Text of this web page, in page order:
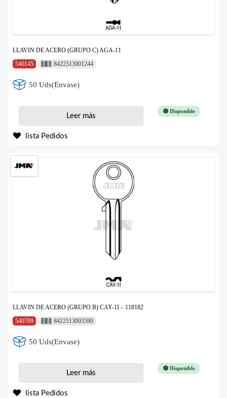
LLAVIN DE ACERO (GRUPO C) AGA-11
540145
8422513001244
50 Uds(Envase)
🟢 Disponible
Leer más
lista Pedidos
LLAVIN DE ACERO (GRUPO B) CAY-1I – 118182
540709
8422513003590
50 Uds(Envase)
🟢 Disponible
Leer más
lista Pedidos